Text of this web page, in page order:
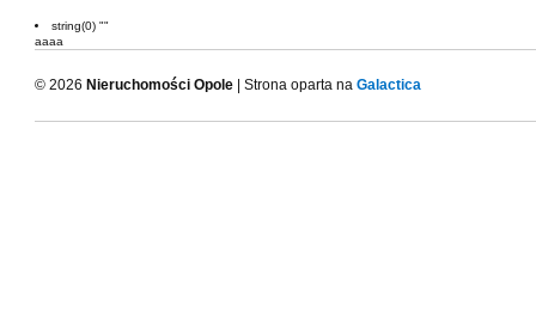
string(0) ""
aaaa
© 2026 Nieruchomości Opole | Strona oparta na Galactica